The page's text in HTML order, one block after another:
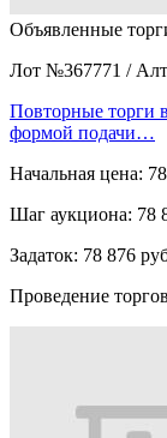
Объявленные
Лот №367771 /
Повторные торги
формой подачи…
Начальная цена:
Шаг аукциона: 78
Задаток: 78 876
Проведение